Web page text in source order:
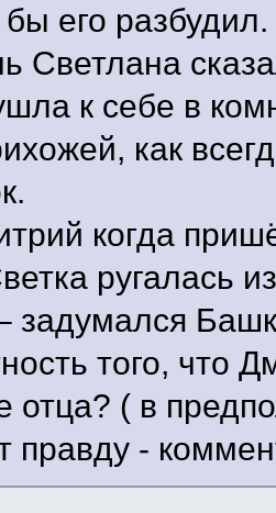
бы его разбудил.
Светлана
к себе в
как
когда
ругалась
задумался
того, что
отца? ( в
правду -